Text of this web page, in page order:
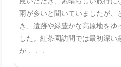
雨が多いと聞いていましたが、
き、遺跡や緑豊かな高原地をゆ
した。紅茶園訪問では最初深い
が．．．